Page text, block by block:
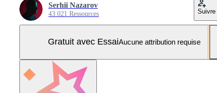
Serhii Nazarov
43 021 Ressources Suivre
Gratuit avec EssaiAucune attribution requise